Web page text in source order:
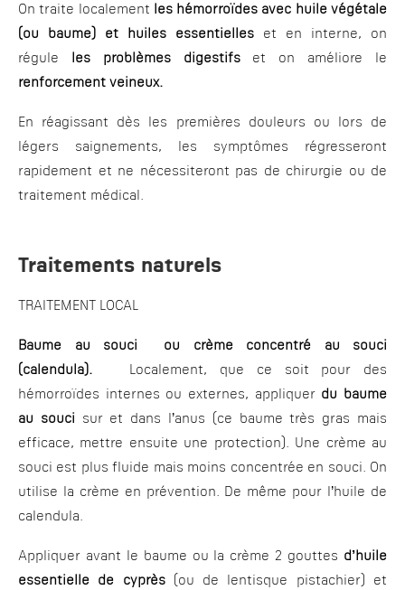
On traite localement les hémorroïdes avec huile végétale
(ou baume) et huiles essentielles et en interne, on
régule les problèmes digestifs et on améliore le
renforcement veineux.
En réagissant dès les premières douleurs ou lors de
légers saignements, les symptômes régresseront
rapidement et ne nécessiteront pas de chirurgie ou de
traitement médical.
Traitements naturels
TRAITEMENT LOCAL
Baume au souci ou crème concentré au souci
(calendula). Localement, que ce soit pour des
hémorroïdes internes ou externes, appliquer du baume
au souci sur et dans l’anus (ce baume très gras mais
efficace, mettre ensuite une protection). Une crème au
souci est plus fluide mais moins concentrée en souci. On
utilise la crème en prévention. De même pour l’huile de
calendula.
Appliquer avant le baume ou la crème 2 gouttes d’huile
essentielle de cyprès(ou de lentisque pistachier) et